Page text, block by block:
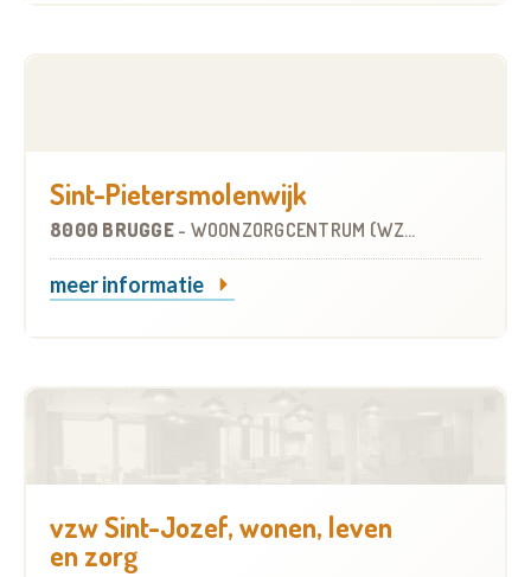
Sint-Pietersmolenwijk
8000 BRUGGE - WOONZORGCENTRUM (WZC)
meer informatie
vzw Sint-Jozef, wonen, leven
en zorg